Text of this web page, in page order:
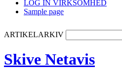
LOG IN VIRKSOMHED
Sample page
ARTIKELARKIV
Skive Netavis